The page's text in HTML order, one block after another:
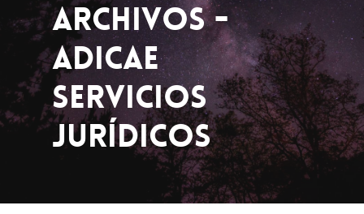
Archivos -
ADICAE
Servicios
Jurídicos